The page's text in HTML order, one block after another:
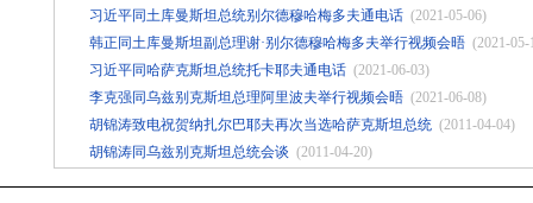
习近平同土库曼斯坦总统别尔德穆哈梅多夫通电话 (2021-05-06)
韩正同土库曼斯坦副总理谢·别尔德穆哈梅多夫举行视频会晤 (2021-05-
习近平同哈萨克斯坦总统托卡耶夫通电话 (2021-06-03)
李克强同乌兹别克斯坦总理阿里波夫举行视频会晤 (2021-06-08)
胡锦涛致电祝贺纳扎尔巴耶夫再次当选哈萨克斯坦总统 (2011-04-04)
胡锦涛同乌兹别克斯坦总统会谈 (2011-04-20)